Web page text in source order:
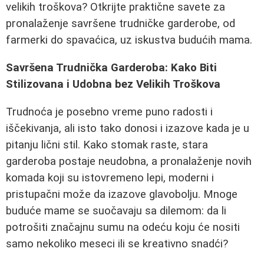
velikih troškova? Otkrijte praktične savete za
pronalaženje savršene trudničke garderobe, od
farmerki do spavaćica, uz iskustva budućih mama.
Savršena Trudnička Garderoba: Kako Biti
Stilizovana i Udobna bez Velikih Troškova
Trudnoća je posebno vreme puno radosti i
iščekivanja, ali isto tako donosi i izazove kada je u
pitanju lični stil. Kako stomak raste, stara
garderoba postaje neudobna, a pronalaženje novih
komada koji su istovremeno lepi, moderni i
pristupačni može da izazove glavobolju. Mnoge
buduće mame se suočavaju sa dilemom: da li
potrošiti značajnu sumu na odeću koju će nositi
samo nekoliko meseci ili se kreativno snadći?